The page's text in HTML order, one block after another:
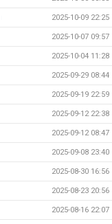
2025-10-09 22:25
2025-10-07 09:57
2025-10-04 11:28
2025-09-29 08:44
2025-09-19 22:59
2025-09-12 22:38
2025-09-12 08:47
2025-09-08 23:40
2025-08-30 16:56
2025-08-23 20:56
2025-08-16 22:07